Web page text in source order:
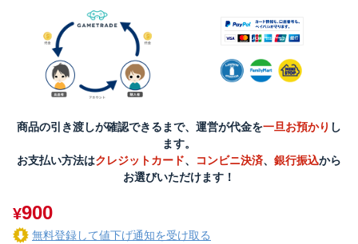
商品の引き渡しが確認できるまで、運営が代金を一旦お預かり し
ます。
お支払い方法はクレジットカード、 コンビニ決済、 銀行振込から
お選びいただけます！
¥900
無料登録して値下げ通知を受け取る